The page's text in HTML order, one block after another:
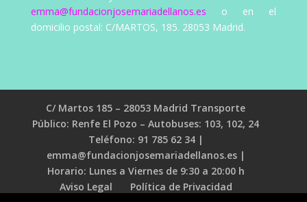
emma@fundacionjosemariadellanos.es o en el
domicilio postal: C/MARTOS, 185. 28053 Madrid.
C/ Martos 185 – 28053 Madrid Transporte
Público: Renfe El Pozo – Autobuses: 103, 102, 24
Teléfono: 91 785 62 34 |
emma@fundacionjosemariadellanos.es |
Horario: Lunes a Viernes de 9:30 a 20:00 h
Aviso Legal
Política de Privacidad